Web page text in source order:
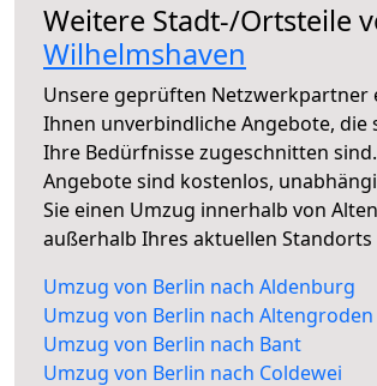
Weitere Stadt-/Ortsteile
Wilhelmshaven
Unsere geprüften Netzwerkpartner
Ihnen unverbindliche Angebote, die
Ihre Bedürfnisse zugeschnitten
Angebote sind kostenlos,
Sie einen Umzug innerhalb von
außerhalb Ihres aktuellen Standorts
Umzug von Berlin nach Aldenburg
Umzug von Berlin nach Altengroden
Umzug von Berlin nach Bant
Umzug von Berlin nach Coldewei